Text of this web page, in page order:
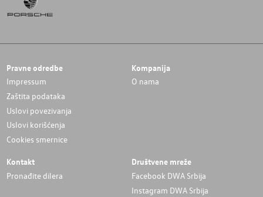
Pravne odredbe
Impressum
Zaštita podataka
Uslovi povezivanja
Uslovi korišćenja
Cookies smernice
Kompanija
O nama
Kontakt
Pronađite dilera
Društvene mreže
Facebook DWA Srbija
Instagram DWA Srbija